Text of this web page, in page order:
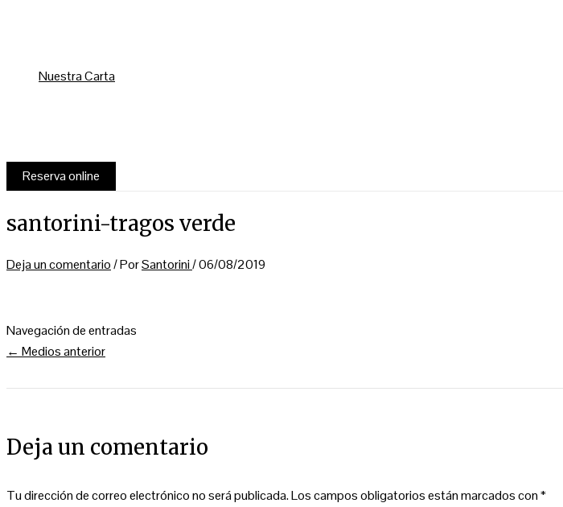
Nuestra Carta
Reserva online
santorini-tragos verde
Deja un comentario/ PorSantorini/06/08/2019
Navegación de entradas
← Medios anterior
Deja un comentario
Tu dirección de correo electrónico no será publicada.Los campos obligatorios están marcados con*